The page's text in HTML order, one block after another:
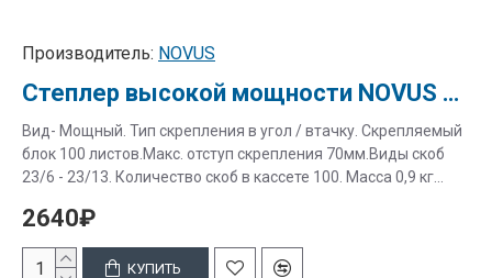
Производитель: NOVUS
Степлер высокой мощности NOVUS B 40/4
Вид- Мощный. Тип скрепления в угол / втачку. Скрепляемый
блок 100 листов.Макс. отступ скрепления 70мм.Виды скоб
23/6 - 23/13. Количество скоб в кассете 100. Масса 0,9 кг...
2640₽
КУПИТЬ